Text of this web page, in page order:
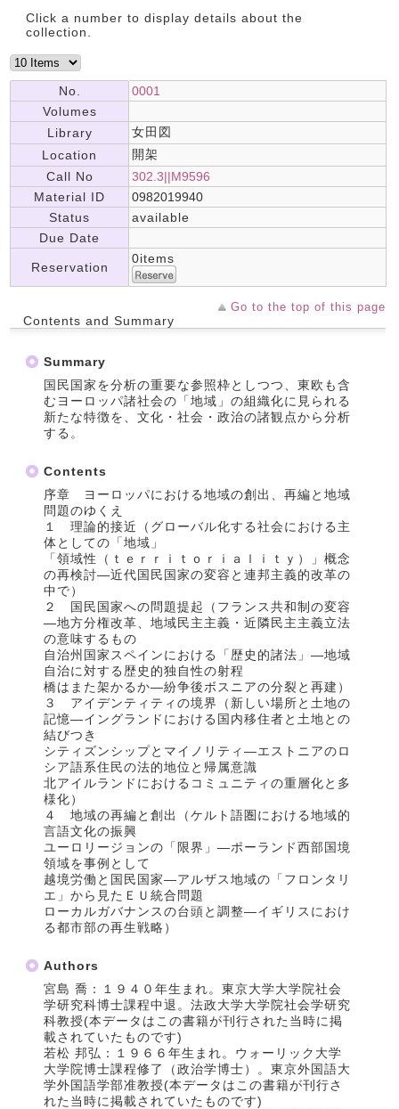
Click a number to display details about the
collection.
No.
0001
Volumes
Library
女田図
Location
開架
Call No
302.3||M9596
Material ID
0982019940
Status
available
Due Date
Reservation
0items
Go to the top of this page
Contents and Summary
Summary
国民国家を分析の重要な参照枠としつつ、東欧も含
むヨーロッパ諸社会の「地域」の組織化に見られる
新たな特徴を、文化・社会・政治の諸観点から分析
する。
Contents
序章 ヨーロッパにおける地域の創出、再編と地域
問題のゆくえ
１ 理論的接近（グローバル化する社会における主
体としての「地域」
「領域性（ｔｅｒｒｉｔｏｒｉａｌｉｔｙ）」概念
の再検討―近代国民国家の変容と連邦主義的改革の
中で）
２ 国民国家への問題提起（フランス共和制の変容
―地方分権改革、地域民主主義・近隣民主主義立法
の意味するもの
自治州国家スペインにおける「歴史的諸法」―地域
自治に対する歴史的独自性の射程
橋はまた架かるか―紛争後ボスニアの分裂と再建）
３ アイデンティティの境界（新しい場所と土地の
記憶―イングランドにおける国内移住者と土地との
結びつき
シティズンシップとマイノリティ―エストニアのロ
シア語系住民の法的地位と帰属意識
北アイルランドにおけるコミュニティの重層化と多
様化）
４ 地域の再編と創出（ケルト語圏における地域的
言語文化の振興
ユーロリージョンの「限界」―ポーランド西部国境
領域を事例として
越境労働と国民国家―アルザス地域の「フロンタリ
エ」から見たＥＵ統合問題
ローカルガバナンスの台頭と調整―イギリスにおけ
る都市部の再生戦略）
Authors
宮島 喬：１９４０年生まれ。東京大学大学院社会
学研究科博士課程中退。法政大学大学院社会学研究
科教授(本データはこの書籍が刊行された当時に掲
載されていたものです)
若松 邦弘：１９６６年生まれ。ウォーリック大学
大学院博士課程修了（政治学博士）。東京外国語大
学外国語学部准教授(本データはこの書籍が刊行さ
れた当時に掲載されていたものです)